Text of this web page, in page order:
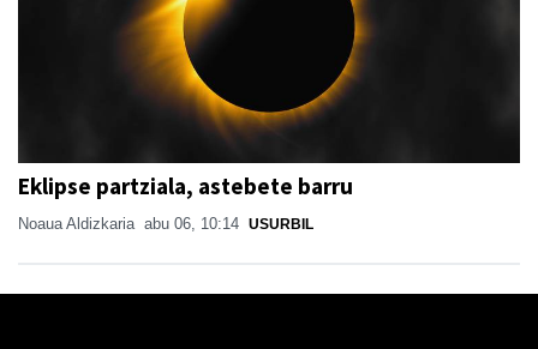
Eklipse partziala, astebete barru
Noaua Aldizkaria abu 06, 10:14 USURBIL